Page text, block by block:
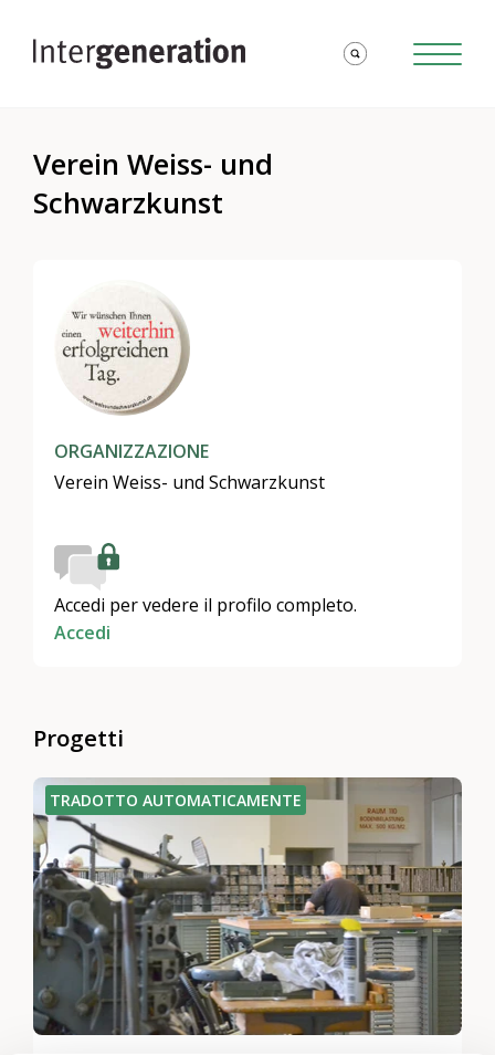
Verein Weiss- und
Schwarzkunst
ORGANIZZAZIONE
Verein Weiss- und Schwarzkunst
Accedi per vedere il profilo completo.
Accedi
Progetti
TRADOTTO AUTOMATICAMENTE